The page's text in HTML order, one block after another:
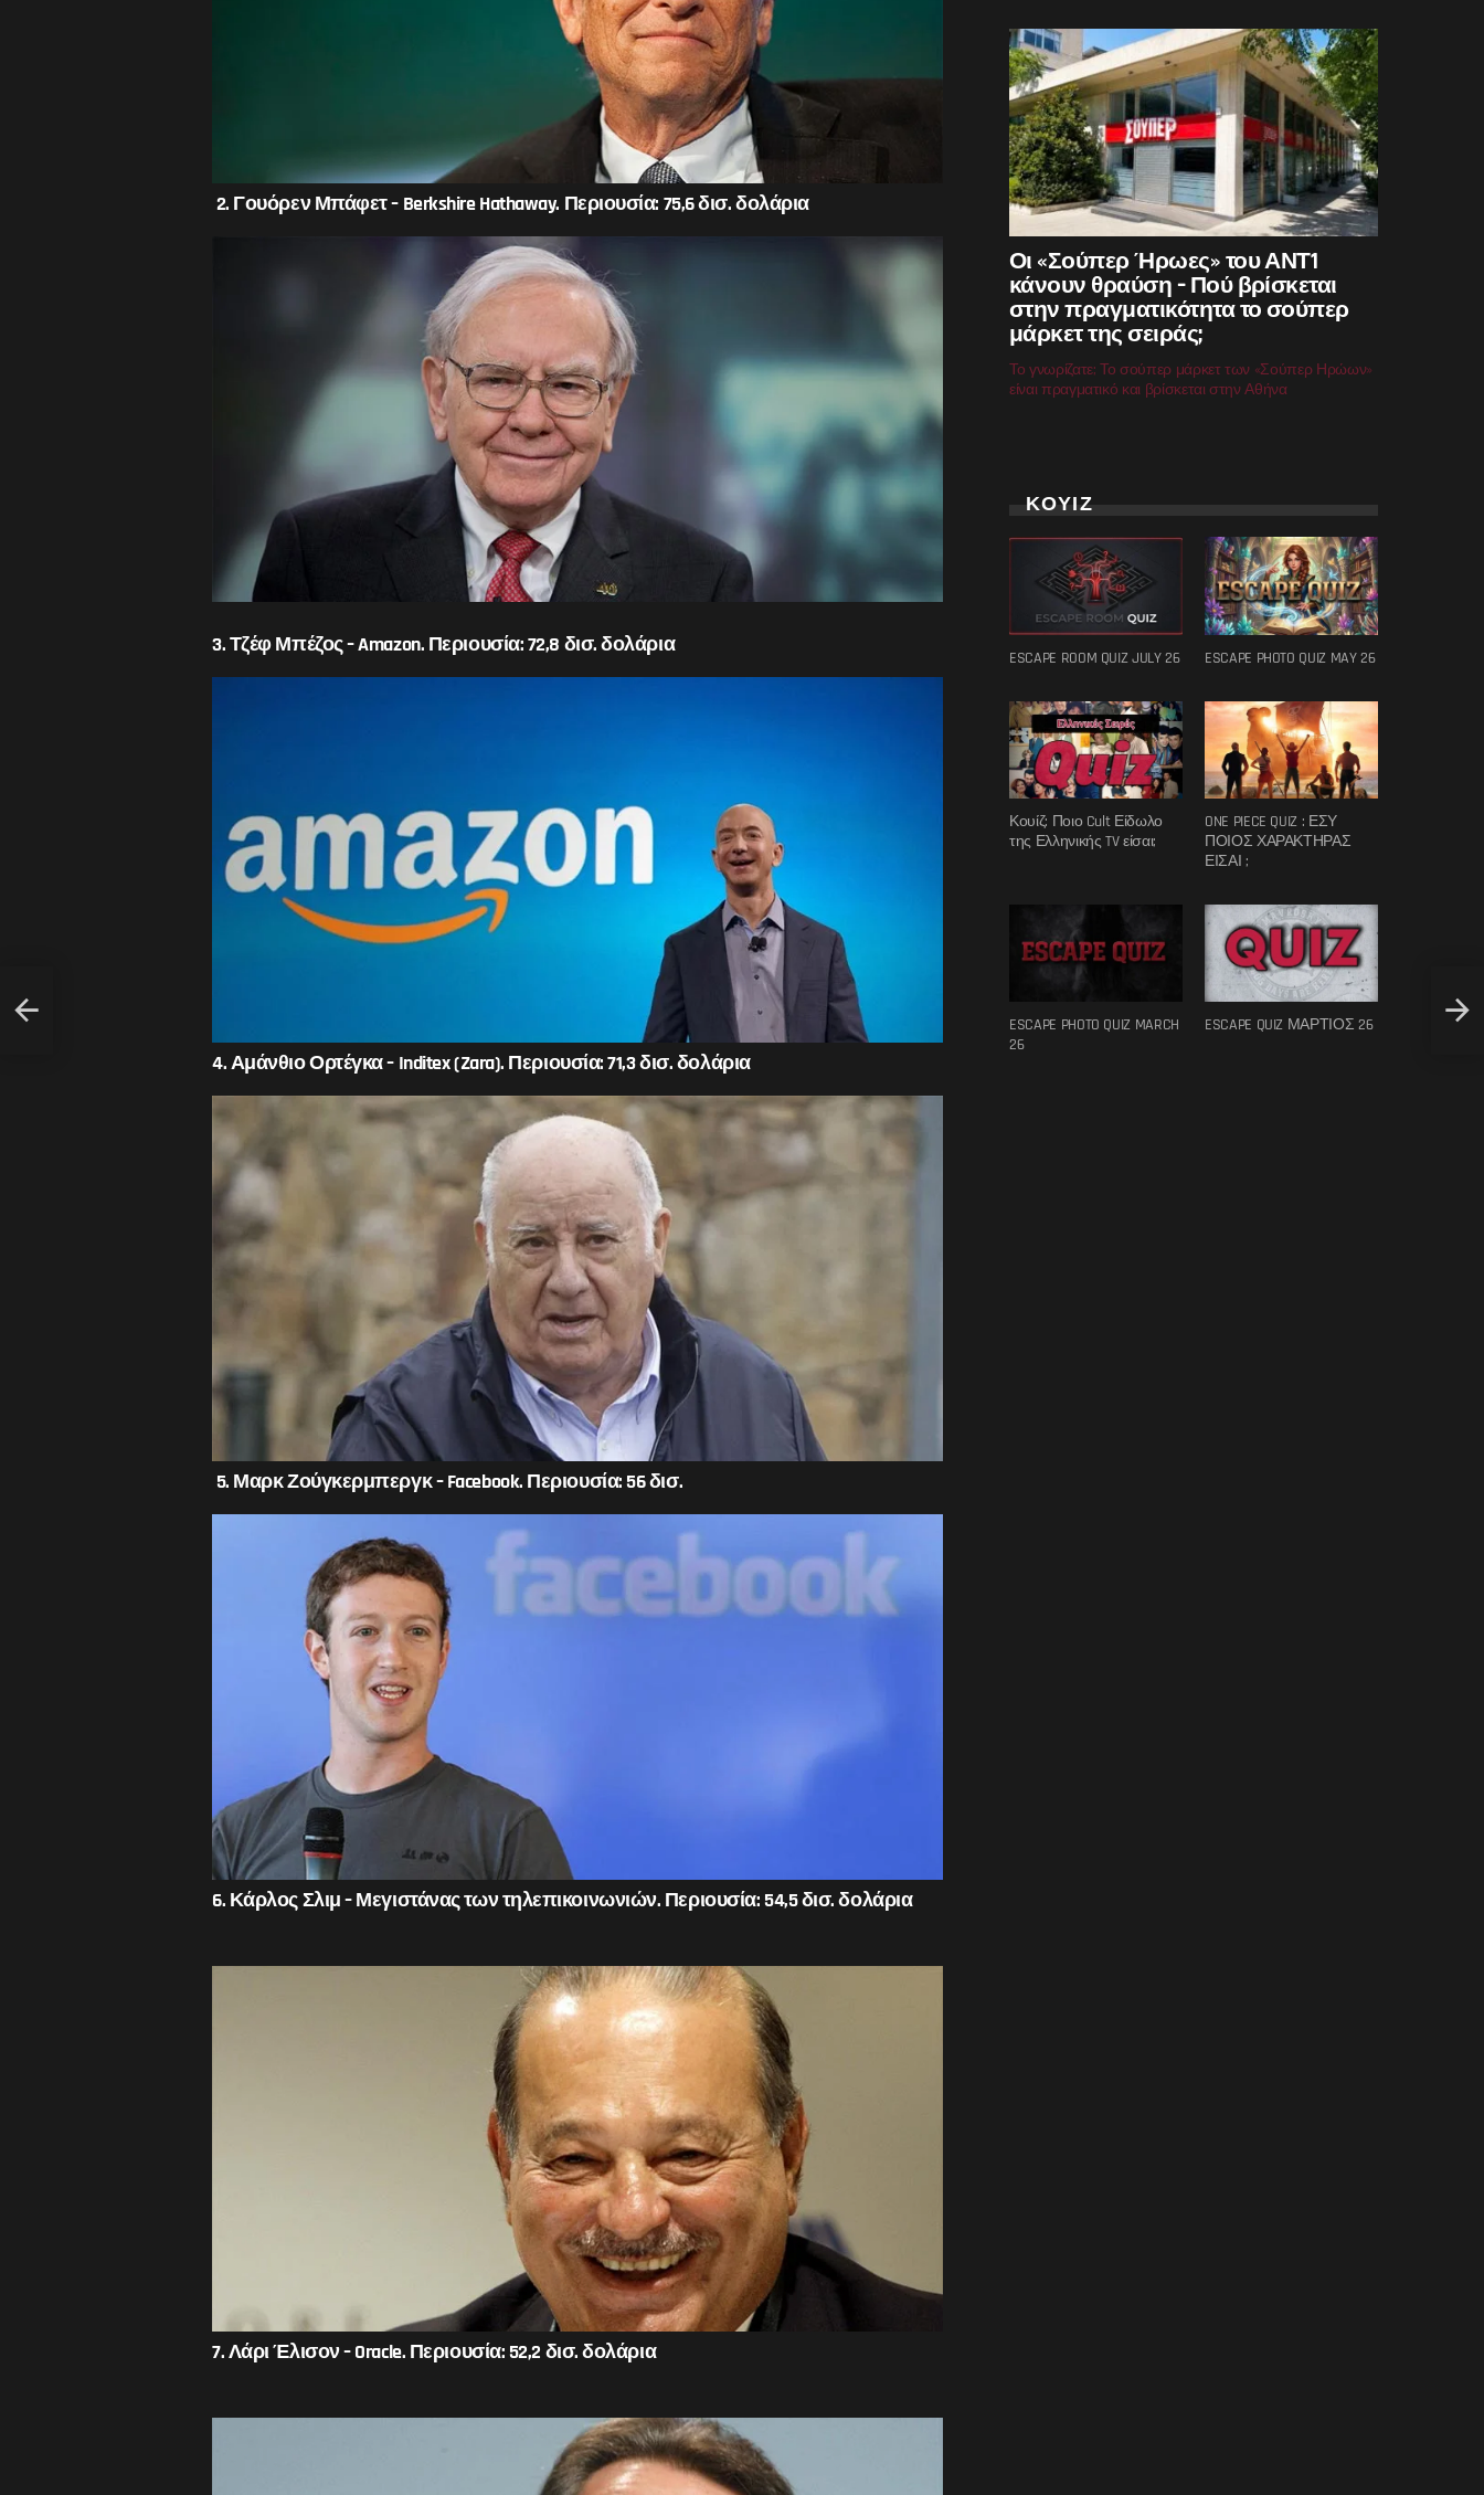
2. Γουόρεν Μπάφετ – Berkshire Hathaway. Περιουσία: 75,6 δισ. δολάρια
3. Τζέφ Μπέζος – Amazon. Περιουσία: 72,8 δισ. δολάρια
4. Αμάνθιο Ορτέγκα – Inditex (Zara). Περιουσία: 71,3 δισ. δολάρια
5. Μαρκ Ζούγκερμπεργκ – Facebook. Περιουσία: 56 δισ.
6. Κάρλος Σλιμ – Μεγιστάνας των τηλεπικοινωνιών. Περιουσία: 54,5 δισ. δολάρια
7. Λάρι Έλισον – Oracle. Περιουσία: 52,2 δισ. δολάρια
Οι «Σούπερ Ήρωες» του ΑΝΤ1
κάνουν θραύση – Πού βρίσκεται
στην πραγματικότητα το σούπερ
μάρκετ της σειράς;
Το γνωρίζατε; Το σούπερ μάρκετ των «Σούπερ Ηρώων»
είναι πραγματικό και βρίσκεται στην Αθήνα
ΚΟΥΙΖ
ESCAPE ROOM QUIZ JULY 26 ESCAPE PHOTO QUIZ MAY 26
Κουίζ: Ποιο Cult Είδωλο
της Ελληνικής TV είσαι;
ONE PIECE QUIZ : ΕΣΥ
ΠΟΙΟΣ ΧΑΡΑΚΤΗΡΑΣ
ΕΙΣΑΙ ;
ESCAPE PHOTO QUIZ MARCH
26
ESCAPE QUIZ ΜΑΡΤΙΟΣ 26